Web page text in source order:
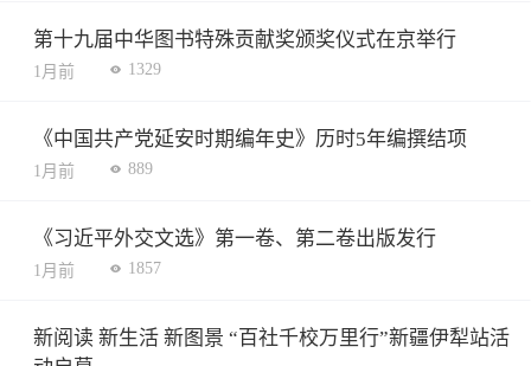
第十九届中华图书特殊贡献奖颁奖仪式在京举行
1月前 1329
《中国共产党延安时期编年史》历时5年编撰结项
1月前 889
《习近平外交文选》第一卷、第二卷出版发行
1月前 1857
新阅读 新生活 新图景 “百社千校万里行”新疆伊犁站活